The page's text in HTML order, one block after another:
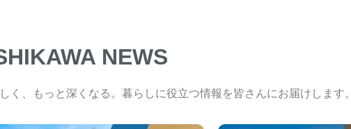
NEWS
く、もっと深くなる。暮らしに役立つ情報を皆さんにお届けします。